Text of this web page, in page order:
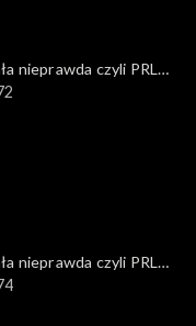
nieprawda czyli PRL
nieprawda czyli PRL